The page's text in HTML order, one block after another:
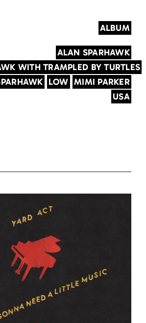
ALBUM
ALAN SPARHAWK
WITH TRAMPLED BY TURTLES
LOW MIMI PARKER
USA